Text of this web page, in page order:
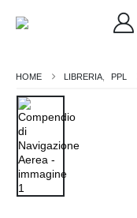
LIBRERIA PPL